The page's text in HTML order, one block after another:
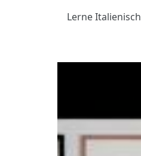
Lerne Italienisch